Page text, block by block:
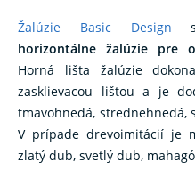
Žalúzie Basic Design
horizontálne žalúzie pre
Horná lišta žalúzie
zasklievacou lištou a je
tmavohnedá, strednehnedá,
V prípade drevoimitácií je
zlatý dub, svetlý dub,